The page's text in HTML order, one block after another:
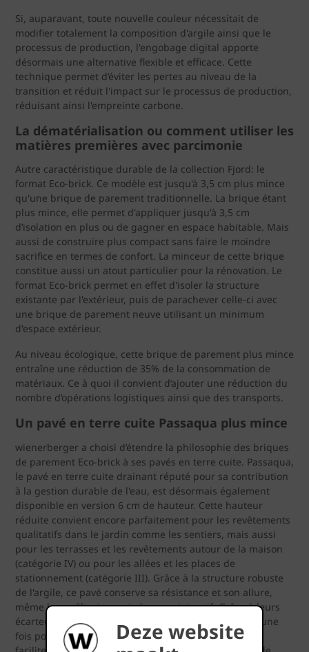
Deze website
Si, auparavant, toute nouvelle couleur nécessitait de
modifier totalement la composition d'argile ainsi que le
processus de production, l'engobage digital apporte
désormais une alternative flexible et efficace. Cette
technique permet d’éviter les pertes au niveau de la
transition et réduit l'impact sur le processus de production,
réduisant ainsi l'empreinte carbone.
La dématérialisation ou comment utiliser les
matières premières avec parcimonie
Autre caractéristique durable de la collection Fjord: le
format Eco-brick. Ce modèle est jusqu'à 3,5 cm plus mince
qu'une brique de parement traditionnelle. La brique étant
plus mince, elle permet d'appliquer jusqu'à 3,5 cm
d’isolation en plus ou de gagner en espace habitable. Mais
aussi de construire plus compact sans faire le moindre
sacrifice en termes de confort. La minceur de cette brique
constitue aussi un atout particulier pour la rénovation. Le
format Eco-brick permet en effet d'isoler la structure
existante par l'extérieur, puis de parachever celle-ci avec
une brique de parement neuve utilisant un minimum
d'espace extérieur.
Au niveau écologique, cette brique de parement plus mince
entraîne une réduction de 35% de la consommation de
matériaux. Ce à quoi il convient d’ajouter une réduction du
nombre d’opérations logistiques ainsi que des transports.
Un pavé en terre cuite Passaqua plus mince
wienerberger a choisi d’étendre la philosophie des briques
de parement Eco-brick à ses pavés en terre cuite. Passaqua,
le pavé en terre cuite drainant réputé pour sa contribution
à la gestion durable de l'eau, est désormais également
disponible en version 6 cm de hauteur. Cette hauteur
réduite convient encore parfaitement pour les revêtements
qualitatifs dans le jardin comme les sentiers, mais aussi
pour les terrasses et les revêtements autour de la maison
(catégorie IV) ou pour les allées et les places de
stationnement (catégorie III). Grâce à la structure robuste
de l'argile, ce pavé conserve sa résistance et son allure,
même lorsqu’il est soumis à usage intensif. Grâce à leurs
écarteurs, ces nouveaux pavés en terre cuite créent, une
fois posés, des joints de 6 millimètres de largeur, qui